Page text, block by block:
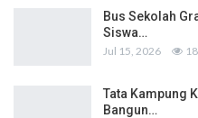
Bus Sekolah
Siswa…
Jul 15, 2026
Tata Kampung
Bangun…